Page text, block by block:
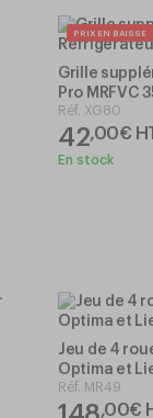
PRIX EN BAISSE
Grille
Pro MRFVC
Réf. XG80
42,00€
En stock
Jeu de 4
Optima et
Réf. MR49
,00€